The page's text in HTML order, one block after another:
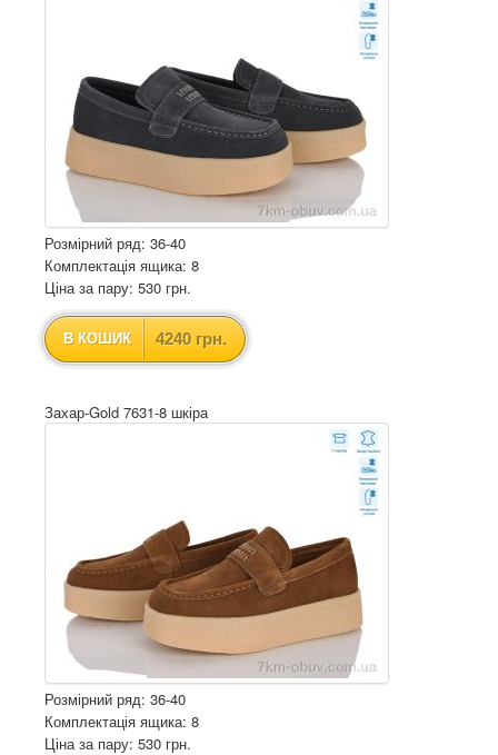
Розмірний ряд: 36-40
Комплектація ящика: 8
Ціна за пару: 530 грн.
В КОШИК 4240 грн.
Захар-Gold 7631-8 шкіра
Розмірний ряд: 36-40
Комплектація ящика: 8
Ціна за пару: 530 грн.